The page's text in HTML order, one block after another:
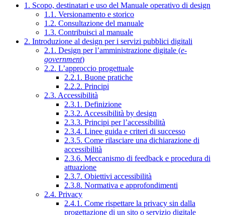
1. Scopo, destinatari e uso del Manuale operativo di design
1.1. Versionamento e storico
1.2. Consultazione del manuale
1.3. Contribuisci al manuale
2. Introduzione al design per i servizi pubblici digitali
2.1. Design per l’amministrazione digitale (e-
government)
2.2. L’approccio progettuale
2.2.1. Buone pratiche
2.2.2. Principi
2.3. Accessibilità
2.3.1. Definizione
2.3.2. Accessibilità by design
2.3.3. Principi per l’accessibilità
2.3.4. Linee guida e criteri di successo
2.3.5. Come rilasciare una dichiarazione di
accessibilità
2.3.6. Meccanismo di feedback e procedura di
attuazione
2.3.7. Obiettivi accessibilità
2.3.8. Normativa e approfondimenti
2.4. Privacy
2.4.1. Come rispettare la privacy sin dalla
progettazione di un sito o servizio digitale